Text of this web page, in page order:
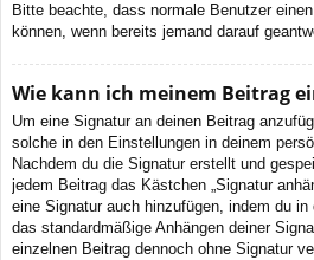
Bitte beachte, dass normale Benutzer
können, wenn bereits jemand darauf
Wie kann ich meinem Beitrag
Um eine Signatur an deinen Beitrag
solche in den Einstellungen in deinem
Nachdem du die Signatur erstellt und
jedem Beitrag das Kästchen „Signatur
eine Signatur auch hinzufügen, indem du
das standardmäßige Anhängen deiner
einzelnen Beitrag dennoch ohne Signatur